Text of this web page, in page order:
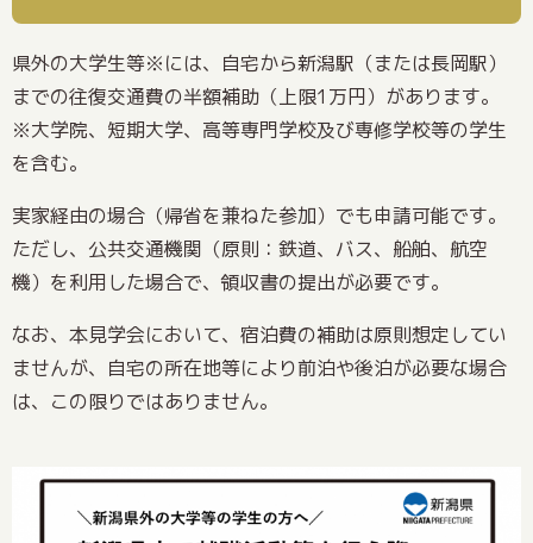
県外の大学生等※には、自宅から新潟駅（または長岡駅）
までの往復交通費の半額補助（上限1万円）があります。
※大学院、短期大学、高等専門学校及び専修学校等の学生
を含む。
実家経由の場合（帰省を兼ねた参加）でも申請可能です。
ただし、公共交通機関（原則：鉄道、バス、船舶、航空
機）を利用した場合で、領収書の提出が必要です。
なお、本見学会において、宿泊費の補助は原則想定してい
ませんが、自宅の所在地等により前泊や後泊が必要な場合
は、この限りではありません。